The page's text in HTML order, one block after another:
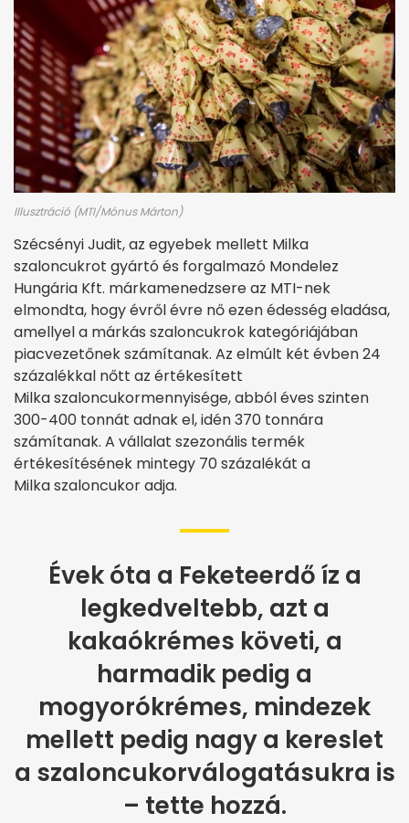
Illusztráció (MTI/Mónus Márton)
Szécsényi Judit, az egyebek mellett Milka
szaloncukrot gyártó és forgalmazó Mondelez
Hungária Kft. márkamenedzsere az MTI-nek
elmondta, hogy évről évre nő ezen édesség eladása,
amellyel a márkás szaloncukrok kategóriájában
piacvezetőnek számítanak. Az elmúlt két évben 24
százalékkal nőtt az értékesített
Milka szaloncukormennyisége, abból éves szinten
300-400 tonnát adnak el, idén 370 tonnára
számítanak. A vállalat szezonális termék
értékesítésének mintegy 70 százalékát a
Milka szaloncukor adja.
Évek óta a Feketeerdő íz a
legkedveltebb, azt a
kakaókrémes követi, a
harmadik pedig a
mogyorókrémes, mindezek
mellett pedig nagy a kereslet
a szaloncukorválogatásukra is
– tette hozzá.